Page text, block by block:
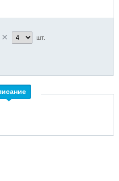
шт.